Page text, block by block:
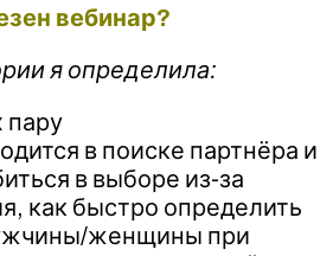
вебинар?
я определила:
в поиске партнёра и
в выборе из-за
как быстро определить
женщины при